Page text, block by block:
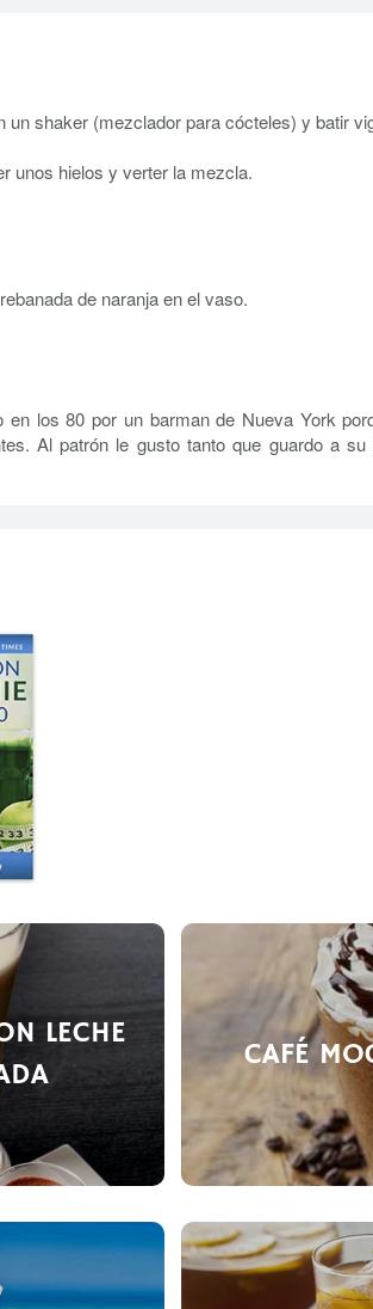
un shaker (mezclador para cócteles) y batir
unos hielos y verter la mezcla.
de naranja en el vaso.
en los 80 por un barman de Nueva York
Al patrón le gusto tanto que guardo a
LECHE
CAFÉ